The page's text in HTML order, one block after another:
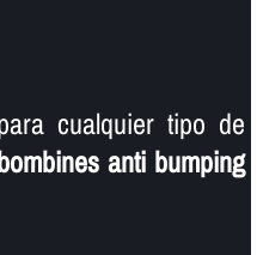
cualquier tipo de
anti bumping